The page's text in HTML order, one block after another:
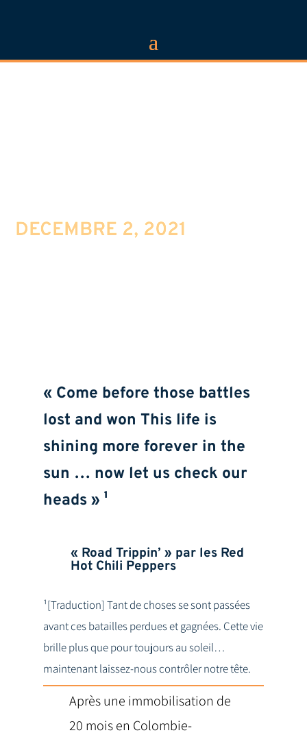
DECEMBRE 2, 2021
« Come before those battles
lost and won This life is
shining more forever in the
sun … now let us check our
heads » ¹
« Road Trippin’ » par les Red
Hot Chili Peppers
¹[Traduction] Tant de choses se sont passées
avant ces batailles perdues et gagnées. Cette vie
brille plus que pour toujours au soleil…
maintenant laissez-nous contrôler notre tête.
Après une immobilisation de
20 mois en Colombie-